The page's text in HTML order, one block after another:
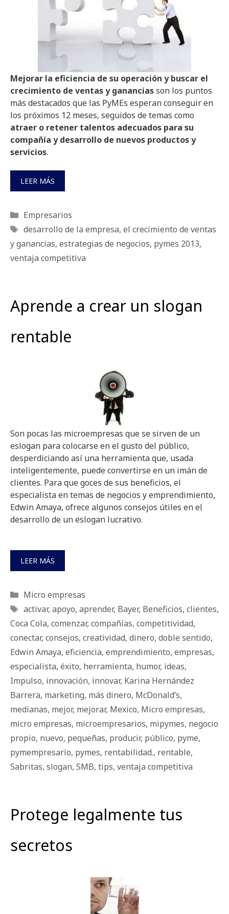
Mejorar la eficiencia de su operación y buscar el
crecimiento de ventas y gananciasson los puntos
más destacados que las PyMEs esperan conseguir en
los próximos 12 meses, seguidos de temas como
atraer o retener talentos adecuados para su
compañía y desarrollo de nuevos productos y
servicios.
LEER MÁS
Categorías
Empresarios
Etiquetas
desarrollo de la empresa, el crecimiento de ventas
y ganancias, estrategias de negocios, pymes 2013,
ventaja competitiva
Aprende a crear un slogan
rentable
Son pocas las microempresas que se sirven de un
eslogan para colocarse en el gusto del público,
desperdiciando así una herramienta que, usada
inteligentemente, puede convertirse en un imán de
clientes. Para que goces de sus beneficios, el
especialista en temas de negocios y emprendimiento,
Edwin Amaya, ofrece algunos consejos útiles en el
desarrollo de un eslogan lucrativo.
LEER MÁS
Categorías
Micro empresas
Etiquetas
activar, apoyo, aprender, Bayer, Beneficios, clientes,
Coca Cola, comenzar, compañías, competitividad,
conectar, consejos, creatividad, dinero, doble sentido,
Edwin Amaya, eficiencia, emprendimiento, empresas,
especialista, éxito, herramienta, humor, ideas,
Impulso, innovación, innovar, Karina Hernández
Barrera, marketing, más dinero, McDonald’s,
medianas, mejor, mejorar, Mexico, Micro empresas,
micro empresas, microempresarios, mipymes, negocio
propio, nuevo, pequeñas, producir, público, pyme,
pymempresario, pymes, rentabilidad., rentable,
Sabritas, slogan, SMB, tips, ventaja competitiva
Protege legalmente tus
secretos